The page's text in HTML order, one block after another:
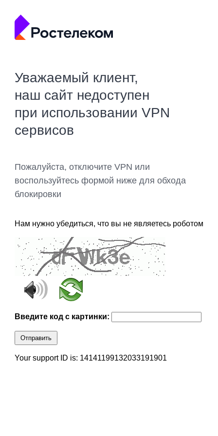
Уважаемый клиент,
наш сайт недоступен
при использовании VPN
сервисов
Пожалуйста, отключите VPN или
воспользуйтесь формой ниже для обхода
блокировки
Нам нужно убедиться, что вы не являетесь роботом
Введите код с картинки:
Отправить
Your support ID is: 14141199132033191901